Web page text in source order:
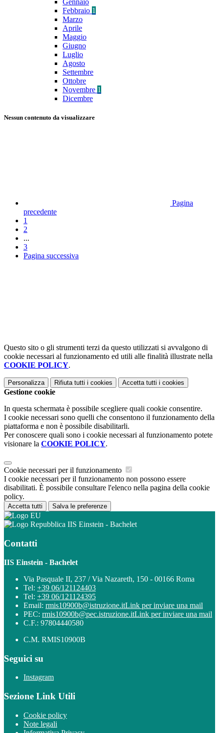
Gennaio
Febbraio 1
Marzo
Aprile
Maggio
Giugno
Luglio
Agosto
Settembre
Ottobre
Novembre 1
Dicembre
Nessun contenuto da visualizzare
Pagina
precedente
1
2
...
3
Pagina successiva
Questo sito o gli strumenti terzi da questo utilizzati si avvalgono di
cookie necessari al funzionamento ed utili alle finalità illustrate nella
COOKIE POLICY.
Personalizza Rifiuta tutti i cookies Accetta tutti i cookies
Gestione cookie
In questa schermata è possibile scegliere quali cookie consentire.
I cookie necessari sono quelli che consentono il funzionamento della
piattaforma e non è possibile disabilitarli.
Per conoscere quali sono i cookie necessari al funzionamento potete
visionare la COOKIE POLICY.
Cookie necessari per il funzionamento
I cookie necessari per il funzionamento non possono essere
disabilitati. È possibile consultare l'elenco nella pagina della cookie
policy.
Accetta tutti Salva le preferenze
IIS Einstein - Bachelet
Contatti
IIS Einstein - Bachelet
Via Pasquale II, 237 / Via Nazareth, 150 - 00166 Roma
Tel: +39 06/121124403
Tel: +39 06/121124395
Email: rmis10900b@istruzione.itLink per inviare una mail
PEC: rmis10900b@pec.istruzione.itLink per inviare una mail
C.F.: 97804440580
C.M. RMIS10900B
Seguici su
Instagram
Sezione Link Utili
Cookie policy
Note legali